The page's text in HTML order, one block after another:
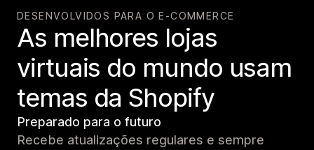
DESENVOLVIDOS PARA O E-COMMERCE
As melhores lojas
virtuais do mundo usam
temas da Shopify
Preparado para o futuro
Recebe atualizações regulares e sempre